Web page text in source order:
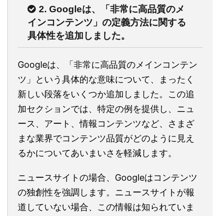
2. Googleは、「非常に高品質のメ
インコンテンツ」の定義方法に関する
具体性を追加しました。
Googleは、「非常に高品質のメインコンテン
ツ」という具体的な意味について、まったく
新しい段落をいくつか追加しました。この追
加セクションでは、特定の例を提供し、ニュ
ース、アート、情報コンテンツなど、さまざ
まな業界でコンテンツ品質がどのように見え
るかについてあいまいさを軽減します。
ニュースサイトの場合、Googleはコンテンツ
の独創性を強調します。ニュースサイトが報
道していない場合、この情報は知られていま